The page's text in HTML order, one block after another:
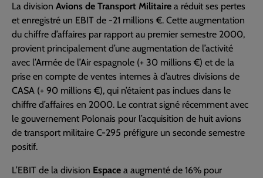
La division Avions de Transport Militaire a réduit ses pertes
et enregistré un EBIT de -21 millions €. Cette augmentation
du chiffre d’affaires par rapport au premier semestre 2000,
provient principalement d’une augmentation de l’activité
avec l’Armée de l’Air espagnole (+ 30 millions €) et de la
prise en compte de ventes internes à d’autres divisions de
CASA (+ 90 millions €), qui n’étaient pas inclues dans le
chiffre d’affaires en 2000. Le contrat signé récemment avec
le gouvernement Polonais pour l’acquisition de huit avions
de transport militaire C-295 préfigure un seconde semestre
positif.
L’EBIT de la division Espace a augmenté de 16% pour